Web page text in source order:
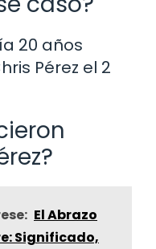
20 años
Pérez el 2
El Abrazo
Significado,